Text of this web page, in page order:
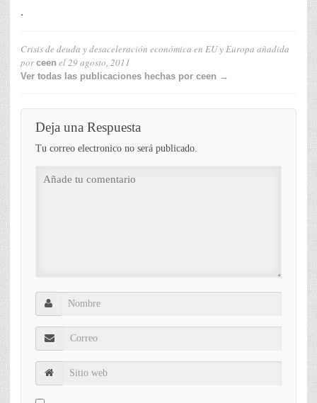
.
Crisis de deuda y desaceleración económica en EU y Europa añadida
por ceen el29 agosto, 2011
Ver todas las publicaciones hechas por ceen →
Deja una Respuesta
Tu correo electronico no será publicado.